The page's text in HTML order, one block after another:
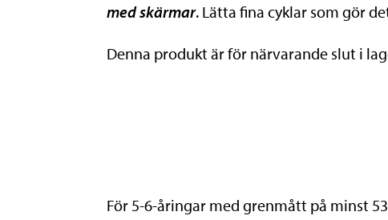
med skärmar. Lätta fina cyklar som gör
Denna produkt är för närvarande slut i
För 5-6-åringar med grenmått på minst